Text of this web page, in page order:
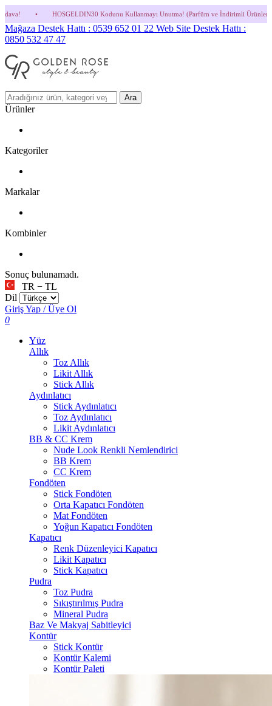
Kodunu Kullanmayı Unutma! (Parfüm ve İndirimli Ürünlerde Geçerli Değildir.)
Mağaza Destek Hattı : 0539 652 01 22 Web Site Destek Hattı :
0850 532 47 47
Ara
Ürünler
Kategoriler
Markalar
Kombinler
Sonuç bulunamadı.
TR − TL
Dil
Giriş Yap / Üye Ol
0
Yüz
Allık
Toz Allık
Likit Allık
Stick Allık
Aydınlatıcı
Stick Aydınlatıcı
Toz Aydınlatıcı
Likit Aydınlatıcı
BB & CC Krem
Nude Look Renkli Nemlendirici
BB Krem
CC Krem
Fondöten
Stick Fondöten
Orta Kapatıcı Fondöten
Mat Fondöten
Yoğun Kapatıcı Fondöten
Kapatıcı
Renk Düzenleyici Kapatıcı
Likit Kapatıcı
Stick Kapatıcı
Pudra
Toz Pudra
Sıkıştırılmış Pudra
Mineral Pudra
Baz Ve Makyaj Sabitleyici
Kontür
Stick Kontür
Kontür Kalemi
Kontür Paleti